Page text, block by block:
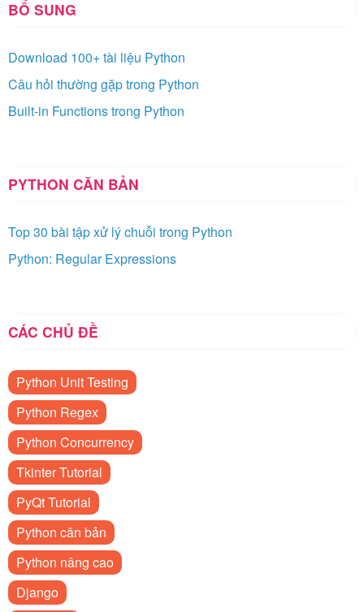
BỔ SUNG
Download 100+ tài liệu Python
Câu hỏi thường gặp trong Python
Built-in Functions trong Python
PYTHON CĂN BẢN
Top 30 bài tập xử lý chuỗi trong Python
Python: Regular Expressions
CÁC CHỦ ĐỀ
Python Unit Testing
Python Regex
Python Concurrency
Tkinter Tutorial
PyQt Tutorial
Python căn bản
Python nâng cao
Django